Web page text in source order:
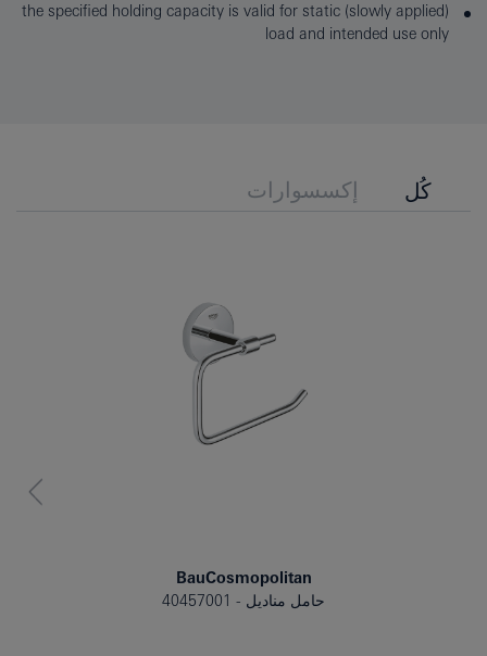
the specified holding capacity is valid for static (slowly applied)
load and intended use only
كُل إكسسوارات
BauCosmopolitan
حامل مناديل
40457001